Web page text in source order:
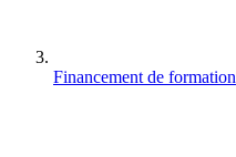
Financement de formation